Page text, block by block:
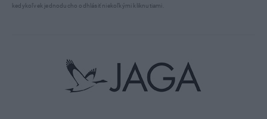
kedykoľvek jednoducho odhlásiť niekoľkými kliknutiami.